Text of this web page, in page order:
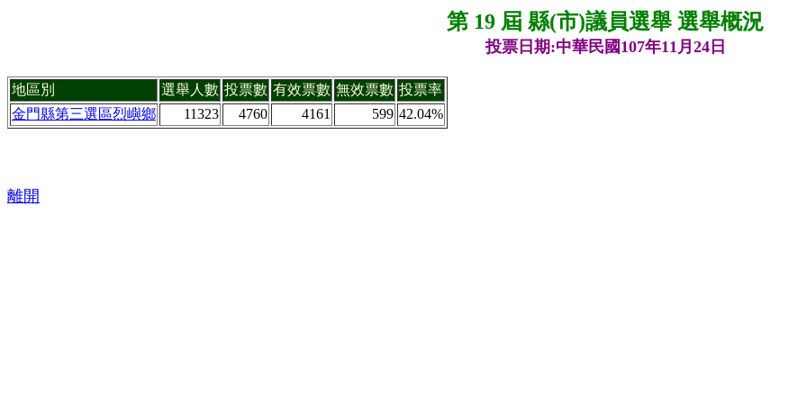
第 19 屆 縣(市)議員選舉 選舉概況
投票日期:中華民國107年11月24日
地區別 選舉人數 投票數 有效票數 無效票數 投票率
金門縣第三選區烈嶼鄉
11323 4760 4161 599 42.04%
離開